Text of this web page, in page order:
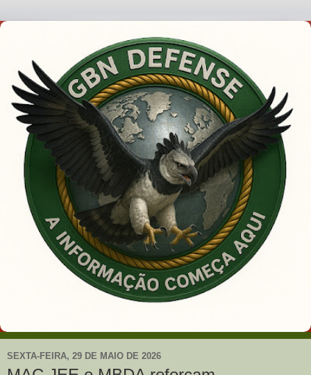
SEXTA-FEIRA, 29 DE MAIO DE 2026